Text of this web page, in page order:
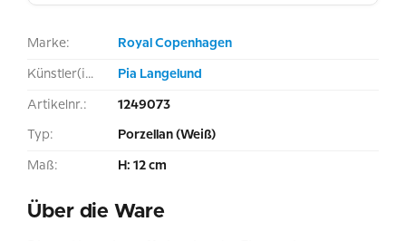
Marke: Royal Copenhagen
Künstler(in): Pia Langelund
Artikelnr.: 1249073
Typ: Porzellan (Weiß)
Maß: H: 12 cm
Über die Ware